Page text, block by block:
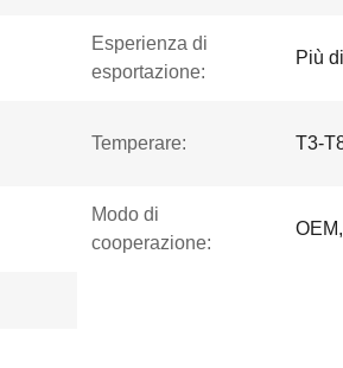
Esperienza di
esportazione:
Più
Temperare: T3-
Modo di
cooperazione: